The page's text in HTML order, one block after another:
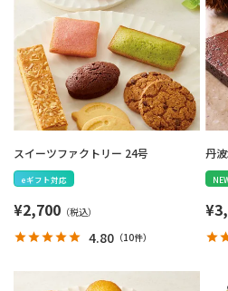
スイーツファクトリー 24号
eギフト対応
¥2,700
4.80 （10件）
丹
¥